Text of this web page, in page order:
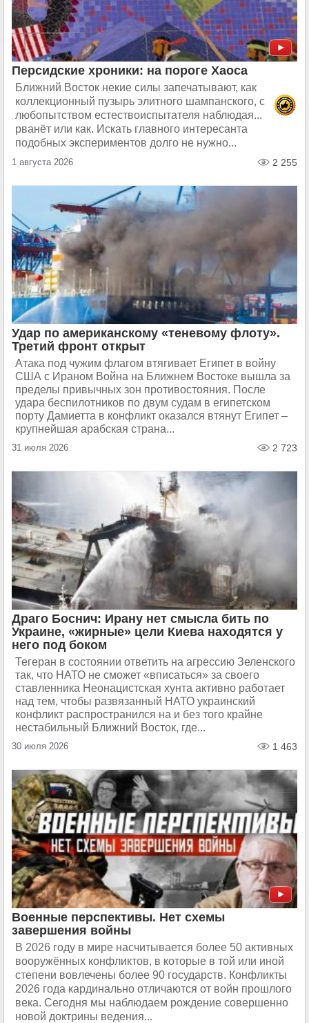
Персидские хроники: на пороге Хаоса
Ближний Восток некие силы запечатывают, как
коллекционный пузырь элитного шампанского, с
любопытством естествоиспытателя наблюдая...
рванёт или как. Искать главного интересанта
подобных экспериментов долго не нужно...
1 августа 2026 2 255
Удар по американскому «теневому флоту».
Третий фронт открыт
Атака под чужим флагом втягивает Египет в войну
США с Ираном Война на Ближнем Востоке вышла за
пределы привычных зон противостояния. После
удара беспилотников по двум судам в египетском
порту Дамиетта в конфликт оказался втянут Египет –
крупнейшая арабская страна...
31 июля 2026 2 723
Драго Боснич: Ирану нет смысла бить по
Украине, «жирные» цели Киева находятся у
него под боком
Тегеран в состоянии ответить на агрессию Зеленского
так, что НАТО не сможет «вписаться» за своего
ставленника Неонацистская хунта активно работает
над тем, чтобы развязанный НАТО украинский
конфликт распространился на и без того крайне
нестабильный Ближний Восток, где...
30 июля 2026 1 463
Военные перспективы. Нет схемы
завершения войны
В 2026 году в мире насчитывается более 50 активных
вооружённых конфликтов, в которые в той или иной
степени вовлечены более 90 государств. Конфликты
2026 года кардинально отличаются от войн прошлого
века. Сегодня мы наблюдаем рождение совершенно
новой доктрины ведения...